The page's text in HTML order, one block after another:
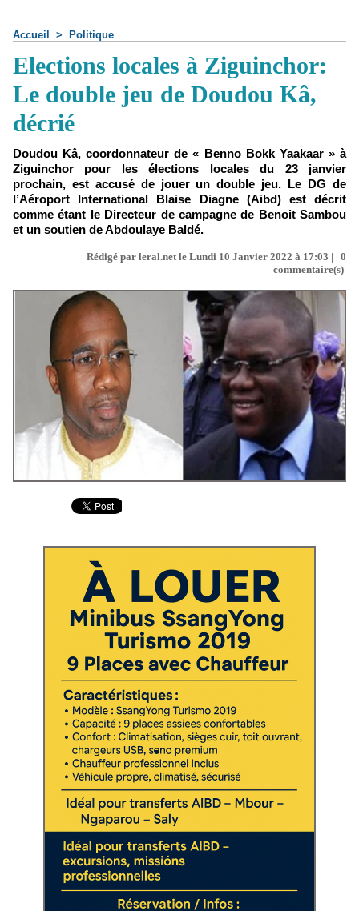
Accueil > Politique
Elections locales à Ziguinchor:
Le double jeu de Doudou Kâ,
décrié
Doudou Kâ, coordonnateur de « Benno Bokk Yaakaar » à
Ziguinchor pour les élections locales du 23 janvier
prochain, est accusé de jouer un double jeu. Le DG de
l’Aéroport International Blaise Diagne (Aibd) est décrit
comme étant le Directeur de campagne de Benoit Sambou
et un soutien de Abdoulaye Baldé.
Rédigé par leral.net le Lundi 10 Janvier 2022 à 17:03 | | 0
commentaire(s)|